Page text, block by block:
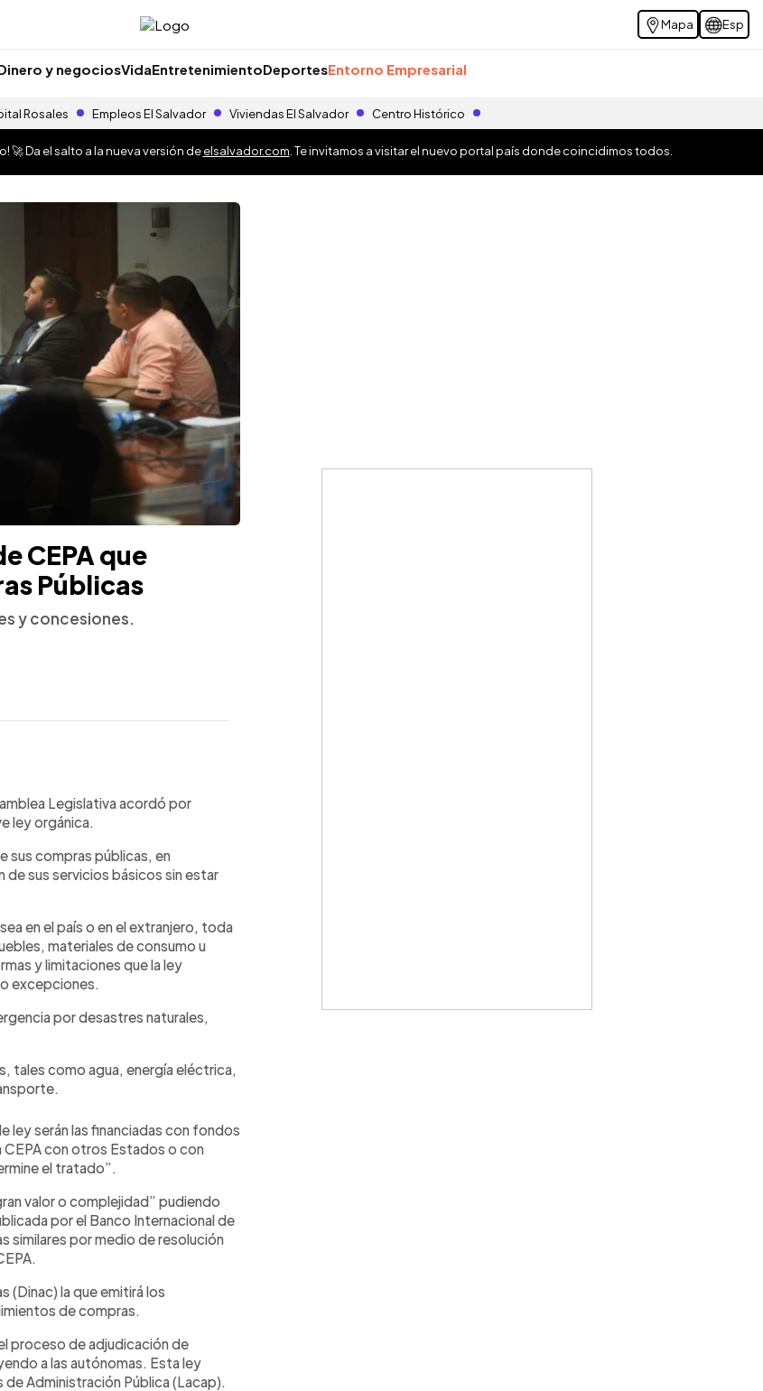
Mapa Esp
y negociosVidaEntretenimientoDeportesEntorno Empresarial
Rosales Empleos El Salvador Viviendas El Salvador Centro Histórico
🚀 Da el salto a la nueva versión deelsalvador.com . Te invitamos a visitar el nuevo portal país donde coincidimos todos.
CEPA que
Públicas
y concesiones.
Legislativa acordó por
ley orgánica.
sus compras públicas, en
sus servicios básicos sin estar
en el país o en el extranjero, toda
materiales de consumo u
y limitaciones que la ley
excepciones.
por desastres naturales,
tales como agua, energía eléctrica,
serán las financiadas con fondos
con otros Estados o con
el tratado”.
valor o complejidad” pudiendo
por el Banco Internacional de
similares por medio de resolución
(Dinac) la que emitirá los
de compras.
proceso de adjudicación de
a las autónomas. Esta ley
Administración Pública (Lacap).